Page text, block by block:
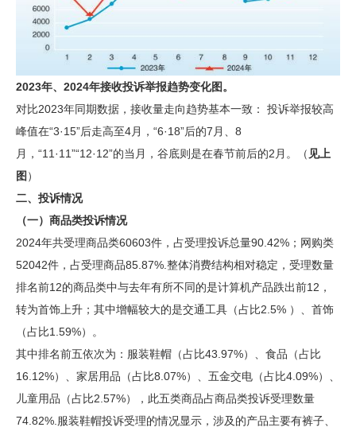
2023年、2024年接收投诉举报趋势变化图。
对比2023年同期数据，接收量走向趋势基本一致： 投诉举报较高
峰值在“3·15”后走高至4月，“6·18”后的7月、8
月，“11·11”“12·12”的当月，谷底则是在春节前后的2月。（ 见上
图 ）
二、投诉情况
（一）商品类投诉情况
2024年共受理商品类60603件，占受理投诉总量90.42%；网购类
52042件，占受理商品85.87%.整体消费结构相对稳定，受理数量
排名前12的商品类中与去年有所不同的是计算机产品跌出前12，
转为首饰上升；其中增幅较大的是交通工具（占比2.5% ）、首饰
（占比1.59%）。
其中排名前五依次为：服装鞋帽（占比43.97%）、食品（占比
16.12%）、家居用品（占比8.07%）、五金交电（占比4.09%）、
儿童用品（占比2.57%），此五类商品占商品类投诉受理数量
74.82%.服装鞋帽投诉受理的情况显示，涉及的产品主要有裤子、